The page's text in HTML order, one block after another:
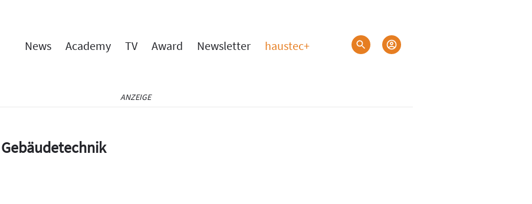
News Academy TV Award Newsletter haustec+
ANZEIGE